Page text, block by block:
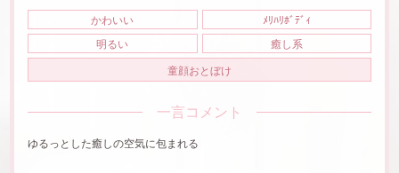
かわいい
ﾒﾘﾊﾘﾎﾞﾃﾞｨ
明るい
癒し系
童顔おとぼけ
一言コメント
ゆるっとした癒しの空気に包まれる